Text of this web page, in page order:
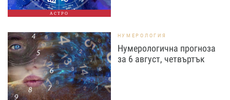
АСТРО
НУМЕРОЛОГИЯ
Нумерологична прогноза
за 6 август, четвъртък